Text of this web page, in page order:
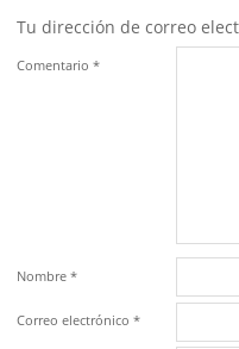
Tu dirección de correo
Comentario *
Nombre *
Correo electrónico *